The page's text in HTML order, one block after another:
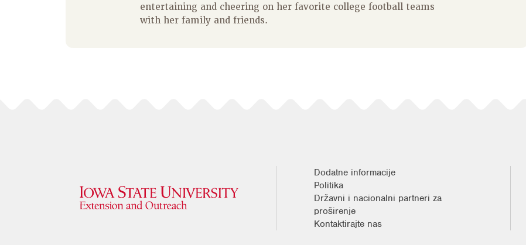
entertaining and cheering on her favorite college football teams
with her family and friends.
Dodatne informacije
Politika
Državni i nacionalni partneri za
proširenje
Kontaktirajte nas